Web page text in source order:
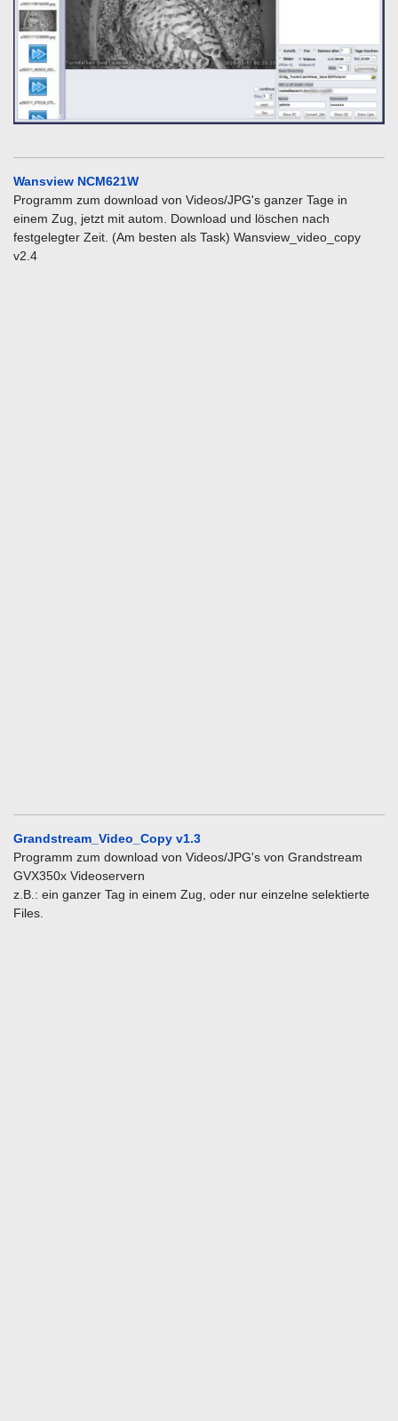
Wansview NCM621W
Programm zum download von Videos/JPG's ganzer Tage in
einem Zug, jetzt mit autom. Download und löschen nach
festgelegter Zeit. (Am besten als Task) Wansview_video_copy
v2.4
Grandstream_Video_Copy v1.3
Programm zum download von Videos/JPG's von Grandstream
GVX350x Videoservern
z.B.: ein ganzer Tag in einem Zug, oder nur einzelne selektierte
Files.